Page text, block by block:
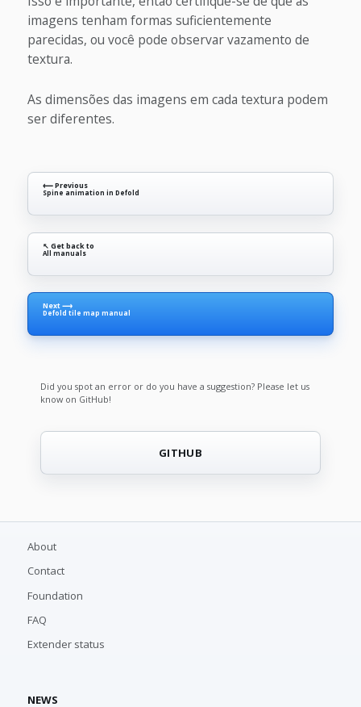
imagens tenham formas suficientemente
parecidas, ou você pode observar vazamento de
textura.
As dimensões das imagens em cada textura podem
ser diferentes.
⟵ Previous
Spine animation in Defold
↖ Get back to
All manuals
Next ⟶
Defold tile map manual
Did you spot an error or do you have a suggestion? Please let us
know on GitHub!
GITHUB
About
Contact
Foundation
FAQ
Extender status
NEWS